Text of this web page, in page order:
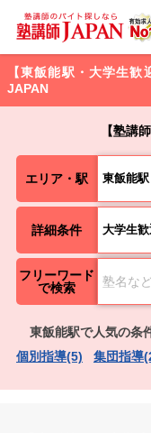
【東飯能駅・大学生
JAPAN
【塾講
エリア・駅 東飯能駅
詳細条件 大学生
フリーワード
で検索
東飯能駅で人気の条
個別指導(5)
集団指導